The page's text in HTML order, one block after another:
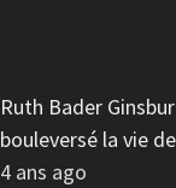
Ruth Bader
bouleversé la vie
4 ans ago